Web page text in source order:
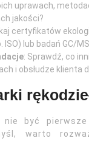
uprawach,
jakości?
certyfikatów
lub badań GC/MS.
: Sprawdź, co
i obsłudze klienta
być
warto